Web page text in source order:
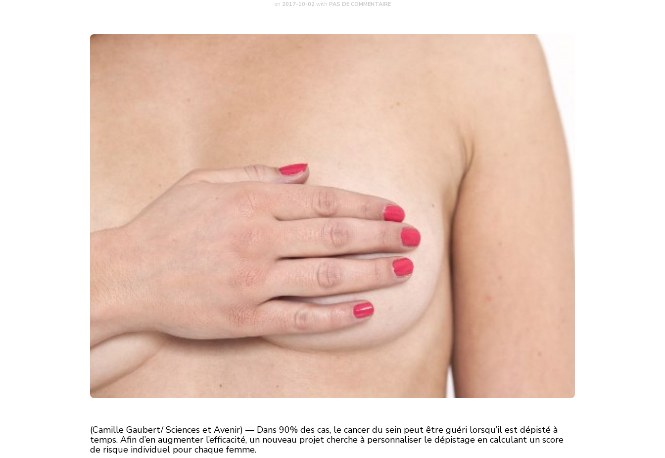
on 2017-10-02 with PAS DE COMMENTAIRE
(Camille Gaubert/ Sciences et Avenir) — Dans 90% des cas, le cancer du sein peut être guéri lorsqu’il est dépisté à
temps. Afin d’en augmenter l’efficacité, un nouveau projet cherche à personnaliser le dépistage en calculant un score
de risque individuel pour chaque femme.